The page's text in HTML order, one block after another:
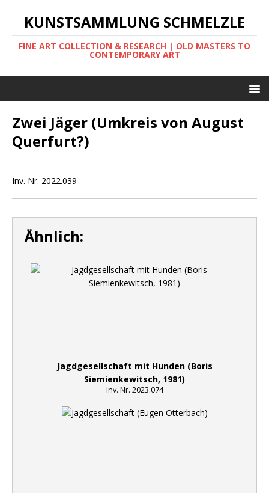
KUNSTSAMMLUNG SCHMELZLE
FINE ART COLLECTION & RESEARCH | OLD MASTERS TO
CONTEMPORARY ART
Zwei Jäger (Umkreis von August
Querfurt?)
Inv. Nr. 2022.039
Ähnlich:
Jagdgesellschaft mit Hunden (Boris
Siemienkewitsch, 1981)
Inv. Nr. 2023.074